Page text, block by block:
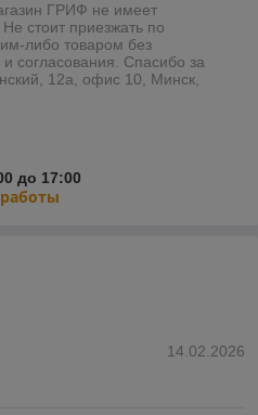
ГРИФ не имеет
стоит приезжать по
либо товаром без
и согласования. Спасибо за
12а, офис 10, Минск,
до 17:00
14.02.2026